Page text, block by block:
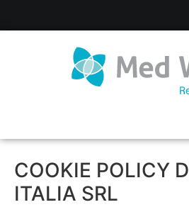
COOKIE POLICY
ITALIA SRL